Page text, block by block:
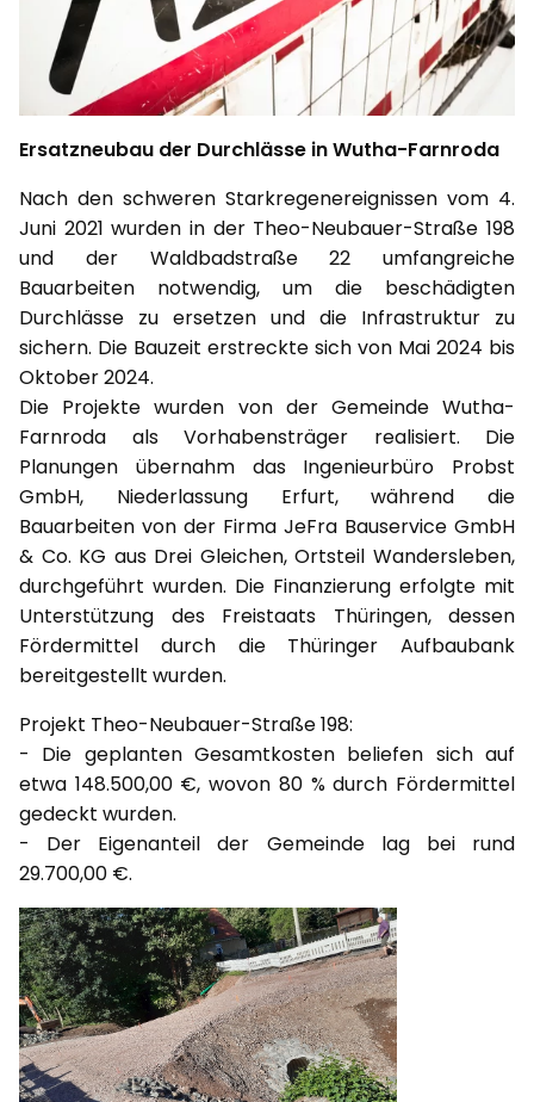
Ersatzneubau der Durchlässe in Wutha-Farnroda
Nach den schweren Starkregenereignissen vom 4.
Juni 2021 wurden in der Theo-Neubauer-Straße 198
und der Waldbadstraße 22 umfangreiche
Bauarbeiten notwendig, um die beschädigten
Durchlässe zu ersetzen und die Infrastruktur zu
sichern. Die Bauzeit erstreckte sich von Mai 2024 bis
Oktober 2024.
Die Projekte wurden von der Gemeinde Wutha-
Farnroda als Vorhabensträger realisiert. Die
Planungen übernahm das Ingenieurbüro Probst
GmbH, Niederlassung Erfurt, während die
Bauarbeiten von der Firma JeFra Bauservice GmbH
& Co. KG aus Drei Gleichen, Ortsteil Wandersleben,
durchgeführt wurden. Die Finanzierung erfolgte mit
Unterstützung des Freistaats Thüringen, dessen
Fördermittel durch die Thüringer Aufbaubank
bereitgestellt wurden.
Projekt Theo-Neubauer-Straße 198:
- Die geplanten Gesamtkosten beliefen sich auf
etwa 148.500,00 €, wovon 80 % durch Fördermittel
gedeckt wurden.
- Der Eigenanteil der Gemeinde lag bei rund
29.700,00 €.